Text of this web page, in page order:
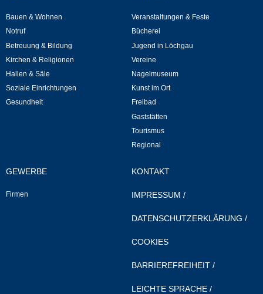
Katholische Kirchengemeinde
Neuapostolische Kirche
Hallen & Säle
Schulturnhalle
Hallen- und Raumreservierung
Bauen & Wohnen
Notruf
Betreuung & Bildung
Kirchen & Religionen
Hallen & Säle
Soziale Einrichtungen
Gesundheit
Veranstaltungen & Feste
Bücherei
Jugend in Löchgau
Vereine
Nagelmuseum
Kunst im Ort
Freibad
Gaststätten
Tourismus
Regional
GEWERBE
Firmen
KONTAKT
IMPRESSUM /
DATENSCHUTZERKLÄRUNG /
COOKIES
BARRIEREFREIHEIT /
LEICHTE SPRACHE /